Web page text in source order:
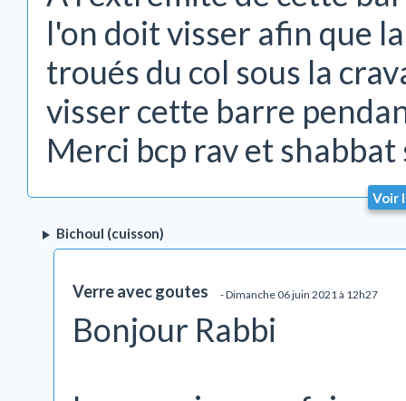
l'on doit visser afin que
troués du col sous la
visser cette barre
Merci bcp rav et shabbat
Voir
Bichoul (cuisson)
Verre avec goutes - Dimanche 06 juin 2021 à 12h27
Bonjour Rabbi